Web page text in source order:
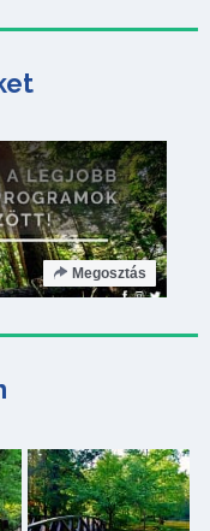
Megosztás